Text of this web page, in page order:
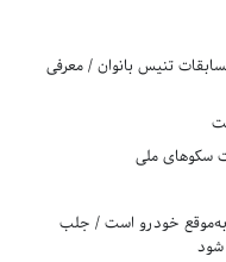
تنیس بانوان / معرفی
سکوهای ملی
به‌موقع خودرو است / جلب
شود